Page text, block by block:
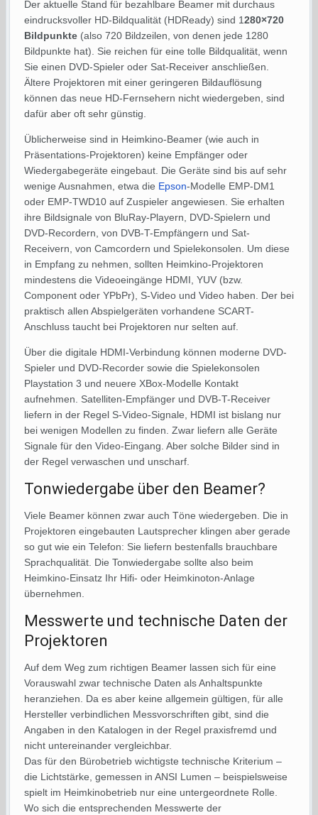
Der aktuelle Stand für bezahlbare Beamer mit durchaus
eindrucksvoller HD-Bildqualität (HDReady) sind 1280×720
Bildpunkte (also 720 Bildzeilen, von denen jede 1280
Bildpunkte hat). Sie reichen für eine tolle Bildqualität, wenn
Sie einen DVD-Spieler oder Sat-Receiver anschließen.
Ältere Projektoren mit einer geringeren Bildauflösung
können das neue HD-Fernsehern nicht wiedergeben, sind
dafür aber oft sehr günstig.
Üblicherweise sind in Heimkino-Beamer (wie auch in
Präsentations-Projektoren) keine Empfänger oder
Wiedergabegeräte eingebaut. Die Geräte sind bis auf sehr
wenige Ausnahmen, etwa die Epson-Modelle EMP-DM1
oder EMP-TWD10 auf Zuspieler angewiesen. Sie erhalten
ihre Bildsignale von BluRay-Playern, DVD-Spielern und
DVD-Recordern, von DVB-T-Empfängern und Sat-
Receivern, von Camcordern und Spielekonsolen. Um diese
in Empfang zu nehmen, sollten Heimkino-Projektoren
mindestens die Videoeingänge HDMI, YUV (bzw.
Component oder YPbPr), S-Video und Video haben. Der bei
praktisch allen Abspielgeräten vorhandene SCART-
Anschluss taucht bei Projektoren nur selten auf.
Über die digitale HDMI-Verbindung können moderne DVD-
Spieler und DVD-Recorder sowie die Spielekonsolen
Playstation 3 und neuere XBox-Modelle Kontakt
aufnehmen. Satelliten-Empfänger und DVB-T-Receiver
liefern in der Regel S-Video-Signale, HDMI ist bislang nur
bei wenigen Modellen zu finden. Zwar liefern alle Geräte
Signale für den Video-Eingang. Aber solche Bilder sind in
der Regel verwaschen und unscharf.
Tonwiedergabe über den Beamer?
Viele Beamer können zwar auch Töne wiedergeben. Die in
Projektoren eingebauten Lautsprecher klingen aber gerade
so gut wie ein Telefon: Sie liefern bestenfalls brauchbare
Sprachqualität. Die Tonwiedergabe sollte also beim
Heimkino-Einsatz Ihr Hifi- oder Heimkinoton-Anlage
übernehmen.
Messwerte und technische Daten der
Projektoren
Auf dem Weg zum richtigen Beamer lassen sich für eine
Vorauswahl zwar technische Daten als Anhaltspunkte
heranziehen. Da es aber keine allgemein gültigen, für alle
Hersteller verbindlichen Messvorschriften gibt, sind die
Angaben in den Katalogen in der Regel praxisfremd und
nicht untereinander vergleichbar.
Das für den Bürobetrieb wichtigste technische Kriterium –
die Lichtstärke, gemessen in ANSI Lumen – beispielsweise
spielt im Heimkinobetrieb nur eine untergeordnete Rolle.
Wo sich die entsprechenden Messwerte der